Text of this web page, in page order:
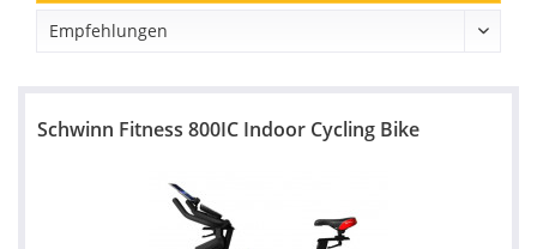
Schwinn Fitness 800IC Indoor Cycling Bike